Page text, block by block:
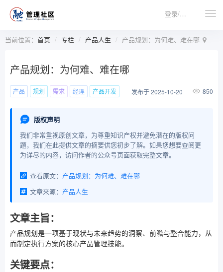
登录/注册
当前位置： 首页 专栏 产品人生 产品规划：为何难、难在哪
产品规划：为何难、难在哪
产品 规划 需求 经理 产品开发 发布于 2025-10-20 850
版权声明
我们非常重视原创文章，为尊重知识产权并避免潜在的版权问
题，我们在此提供文章的摘要供您初步了解。如果您想要查阅更
为详尽的内容，访问作者的公众号页面获取完整文章。
查看原文： 产品规划：为何难、难在哪
文章来源： 产品人生
文章主旨：
产品规划是一项基于现状与未来趋势的洞察、前瞻与整合能力，从
而制定执行方案的核心产品管理技能。
关键要点：